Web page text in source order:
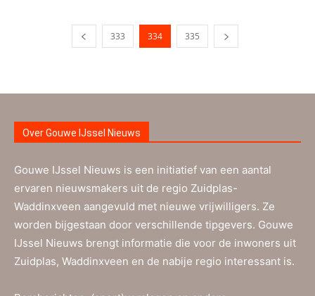
333 334 335
Over Gouwe IJssel Nieuws
Gouwe IJssel Nieuws is een initiatief van een aantal
ervaren nieuwsmakers uit de regio Zuidplas-
Waddinxveen aangevuld met nieuwe vrijwilligers. Ze
worden bijgestaan door verschillende tipgevers. Gouwe
IJssel Nieuws brengt informatie die voor de inwoners uit
Zuidplas, Waddinxveen en de nabije regio interessant is.